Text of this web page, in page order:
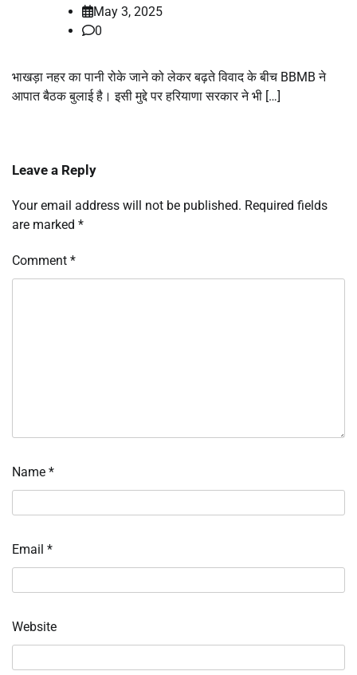
May 3, 2025
0
भाखड़ा नहर का पानी रोके जाने को लेकर बढ़ते विवाद के बीच BBMB ने
आपात बैठक बुलाई है। इसी मुद्दे पर हरियाणा सरकार ने भी […]
Leave a Reply
Your email address will not be published. Required fields
are marked *
Comment *
Name *
Email *
Website